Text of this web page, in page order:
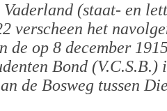
(staat- en
verscheen het
de op 8 december
Bond (V.C.S.B.)
de Bosweg tussen